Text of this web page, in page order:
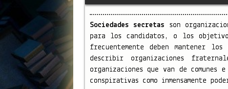
Sociedades secretas son
para los candidatos, o los
frecuentemente deben mantener
describir organizaciones
organizaciones que van de
conspirativas como inmensamente